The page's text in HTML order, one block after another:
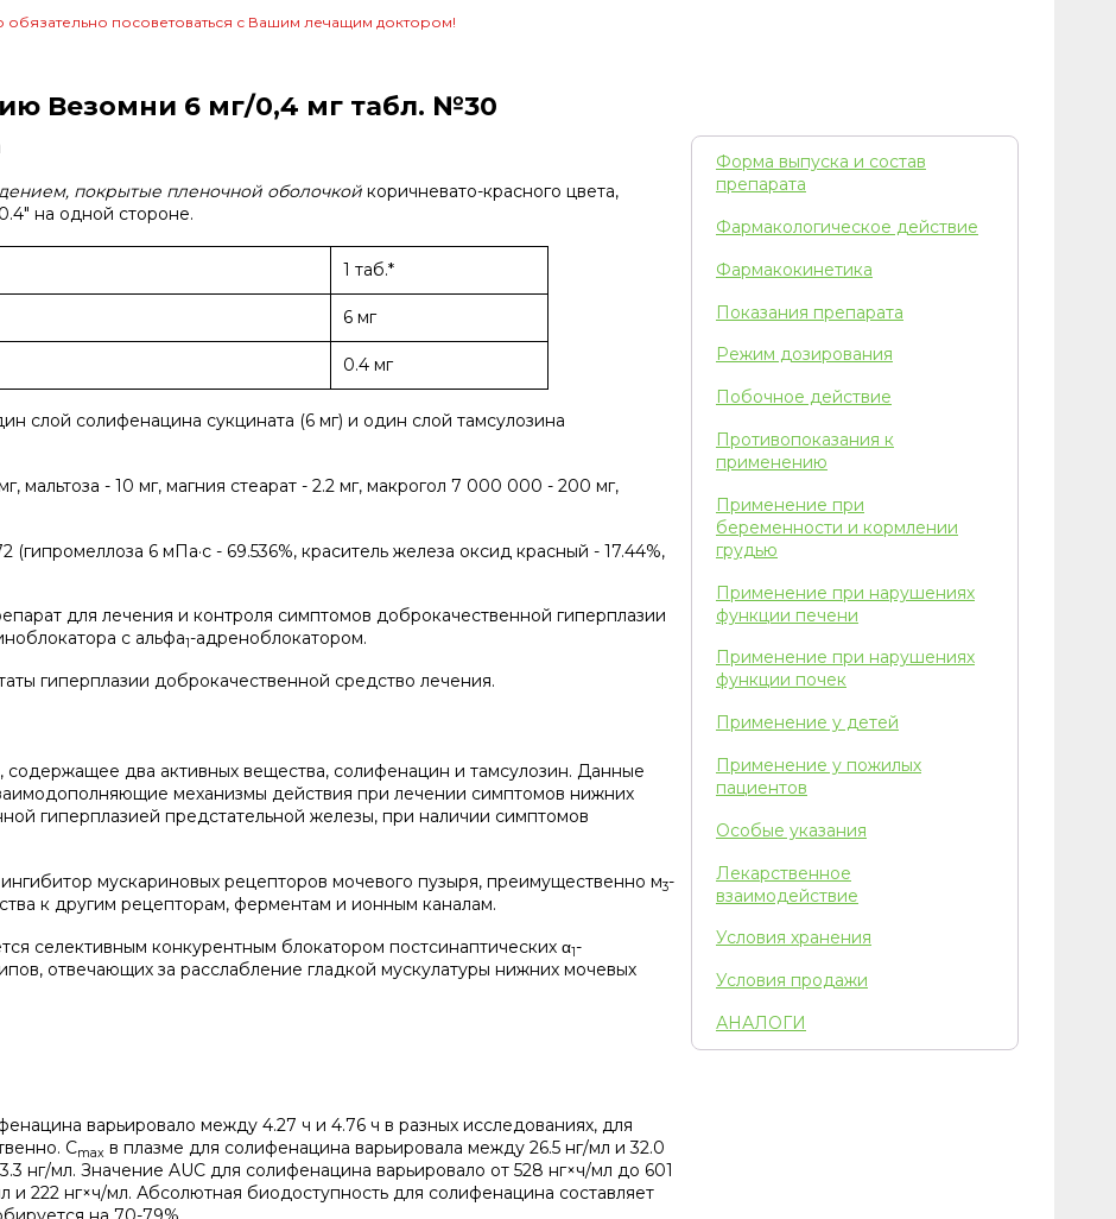
посоветоваться с Вашим лечащим доктором!
Везомни 6 мг/0,4 мг табл. №30
покрытые пленочной оболочкой коричневато-красного цвета,
на одной стороне.
1 таб.*
6 мг
0.4 мг
слой солифенацина сукцината (6 мг) и один слой тамсулозина
мальтоза - 10 мг, магния стеарат - 2.2 мг, макрогол 7 000 000 - 200 мг,
6 мПа·с - 69.536%, краситель железа оксид красный - 17.44%,
для лечения и контроля симптомов доброкачественной гиперплазии
с альфа1-адреноблокатором.
гиперплазии доброкачественной средство лечения.
два активных вещества, солифенацин и тамсулозин. Данные
механизмы действия при лечении симптомов нижних
гиперплазией предстательной железы, при наличии симптомов
мускариновых рецепторов мочевого пузыря, преимущественно м3-
к другим рецепторам, ферментам и ионным каналам.
селективным конкурентным блокатором постсинаптических α1-
отвечающих за расслабление гладкой мускулатуры нижних мочевых
варьировало между 4.27 ч и 4.76 ч в разных исследованиях, для
Cmax в плазме для солифенацина варьировала между 26.5 нг/мл и 32.0
нг/мл. Значение AUC для солифенацина варьировало от 528 нг×ч/мл до 601
и 222 нг×ч/мл. Абсолютная биодоступность для солифенацина составляет
Форма выпуска и состав
препарата
Фармакологическое действие
Фармакокинетика
Показания препарата
Режим дозирования
Побочное действие
Противопоказания к
применению
Применение при
беременности и кормлении
грудью
Применение при нарушениях
функции печени
Применение при нарушениях
функции почек
Применение у детей
Применение у пожилых
пациентов
Особые указания
Лекарственное
взаимодействие
Условия хранения
Условия продажи
АНАЛОГИ